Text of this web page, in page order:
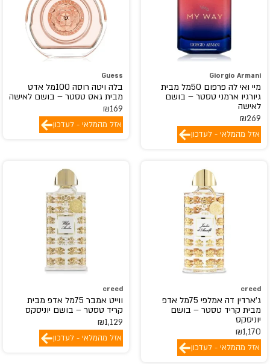
Faconnable
FRAGLUXE
FRAGRANCE WORLD
franck olivier
FRENCH AVENUE
GEMINA.B
Giorgio Armani
GIORGIO BEVERLY HILLS
Givenchy
GOLDFIELD & BANKS
GRITTI
gucci
Guerlain
Guess
GULF ORCHID
Giorgio Armani
מיי ואי לה פרפום 50מל מבית
גיורגיו ארמני טסטר – בושם
לאישה
₪269
אזל מהמלאי - לעדכון
Guess
בלה ויטה רוסה 100מל אדט
מבית גאס טסטר – בושם לאישה
₪169
אזל מהמלאי - לעדכון
creed
ג'ארדין דה אמלפי 75מל אדפ
מבית קריד טסטר – בושם
יוניסקס
₪1,170
אזל מהמלאי - לעדכון
creed
ווייט אמבר 75מל אדפ מבית
קריד טסטר – בושם יוניסקס
₪1,129
אזל מהמלאי - לעדכון